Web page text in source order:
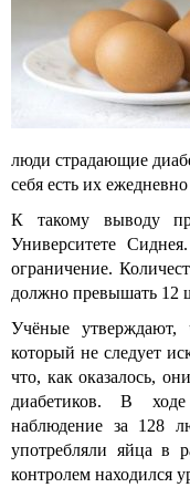
люди страдающие
себя есть их
К такому выводу
Университете
ограничение.
должно превышать 12
Учёные
который не следует
что, как оказалось,
диабетиков. В
наблюдение за 128
употребляли яйца в
контролем находился